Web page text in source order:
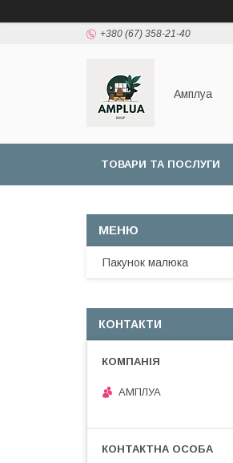
+380 (67) 358-21-40
Амплуа
ТОВАРИ ТА ПОСЛУГИ
Пакунок малюка
КОНТАКТИ
АМПЛУА